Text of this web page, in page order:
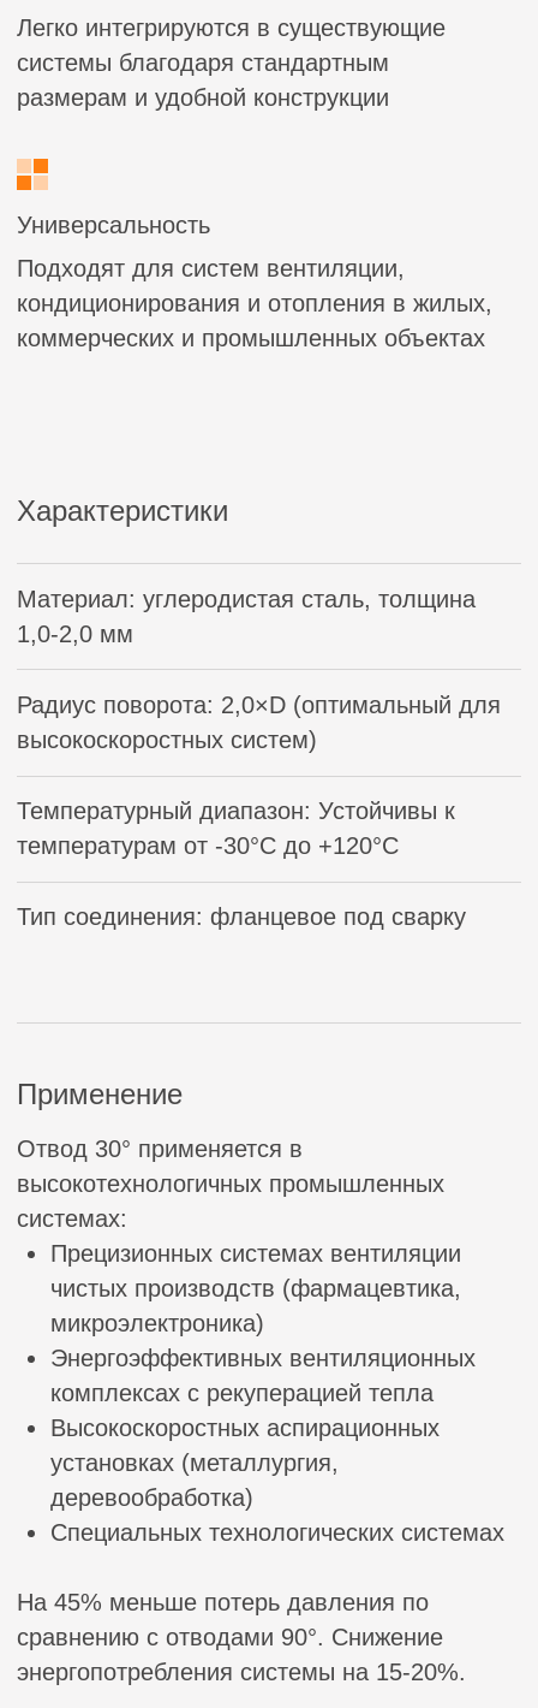
Применение
Отвод 30° применяется в
высокотехнологичных промышленных
системах:
Прецизионных системах вентиляции
чистых производств (фармацевтика,
микроэлектроника)
Специальных технологических системах
энергопотребления системы на 15-20%.
Тип соединения: фланцевое под сварку
Вас также могут
заинтересовать
сварного воздуховода
Прямоугольный отвод 45 ° для
сварного воздуховода
Прямые участки прямоугольного
сварного воздуховода